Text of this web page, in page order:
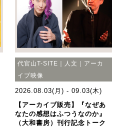
代官山T-SITE｜人文｜アーカ
イブ映像
2026.08.03(月) - 09.03(木)
【アーカイブ販売】『なぜあ
なたの感想はふつうなのか』
（大和書房）刊行記念トーク